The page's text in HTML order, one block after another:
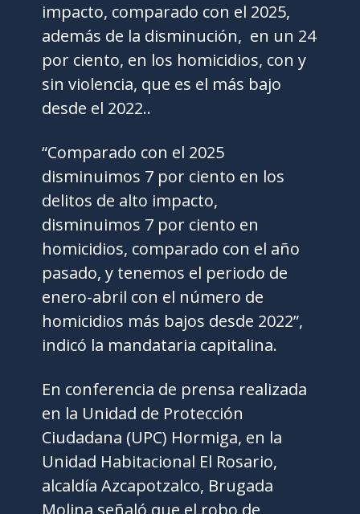
impacto, comparado con el 2025,
además de la disminución, en un 24
por ciento, en los homicidios, con y
sin violencia, que es el más bajo
desde el 2022..
“Comparado con el 2025
disminuimos 7 por ciento en los
delitos de alto impacto,
disminuimos 7 por ciento en
homicidios, comparado con el año
pasado, y tenemos el periodo de
enero-abril con el número de
homicidios más bajos desde 2022”,
indicó la mandataria capitalina.
En conferencia de prensa realizada
en la Unidad de Protección
Ciudadana (UPC) Hormiga, en la
Unidad Habitacional El Rosario,
alcaldía Azcapotzalco, Brugada
Molina señaló que el robo de